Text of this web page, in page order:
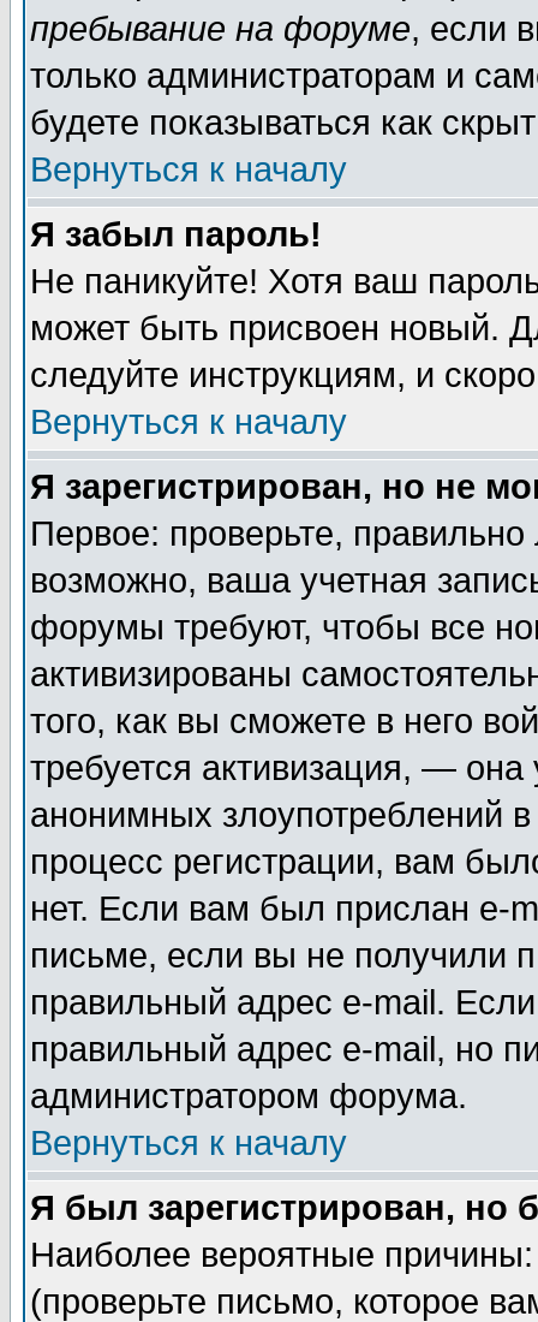
пребывание на форуме, если
только администраторам и
будете показываться как
Вернуться к началу
Я забыл пароль!
Не паникуйте! Хотя ваш
может быть присвоен новый.
следуйте инструкциям, и
Вернуться к началу
Я зарегистрирован, но не
Первое: проверьте,
возможно, ваша учетная
форумы требуют, чтобы все
активизированы
того, как вы сможете в него
требуется активизация, —
анонимных злоупотреблений
процесс регистрации, вам
нет. Если вам был прислан e-
письме, если вы не получили
правильный адрес e-mail.
правильный адрес e-mail, но
администратором форума.
Вернуться к началу
Я был зарегистрирован, но
Наиболее вероятные
(проверьте письмо, которое